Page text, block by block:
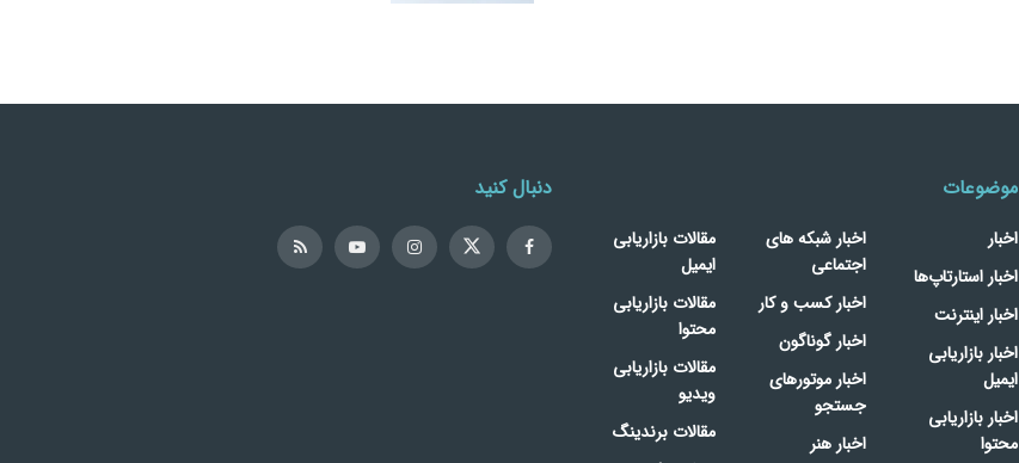
موضوعات
اخبار
اخبار استارتاپ‌ها
اخبار اینترنت
اخبار بازاریابی
ایمیل
اخبار بازاریابی
محتوا
اخبار شبکه های
اجتماعی
اخبار کسب و کار
اخبار گوناگون
اخبار موتورهای
جستجو
اخبار هنر
مقالات بازاریابی
ایمیل
مقالات بازاریابی
محتوا
مقالات بازاریابی
ویدیو
مقالات برندینگ
دنبال کنید